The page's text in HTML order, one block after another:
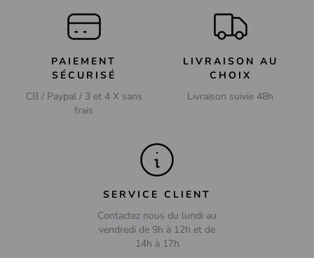
PAIEMENT
SÉCURISÉ
CB / Paypal / 3 et 4 X sans
frais
LIVRAISON AU
CHOIX
Livraison suivie 48h
SERVICE CLIENT
Contactez nous du lundi au
vendredi de 9h à 12h et de
14h à 17h